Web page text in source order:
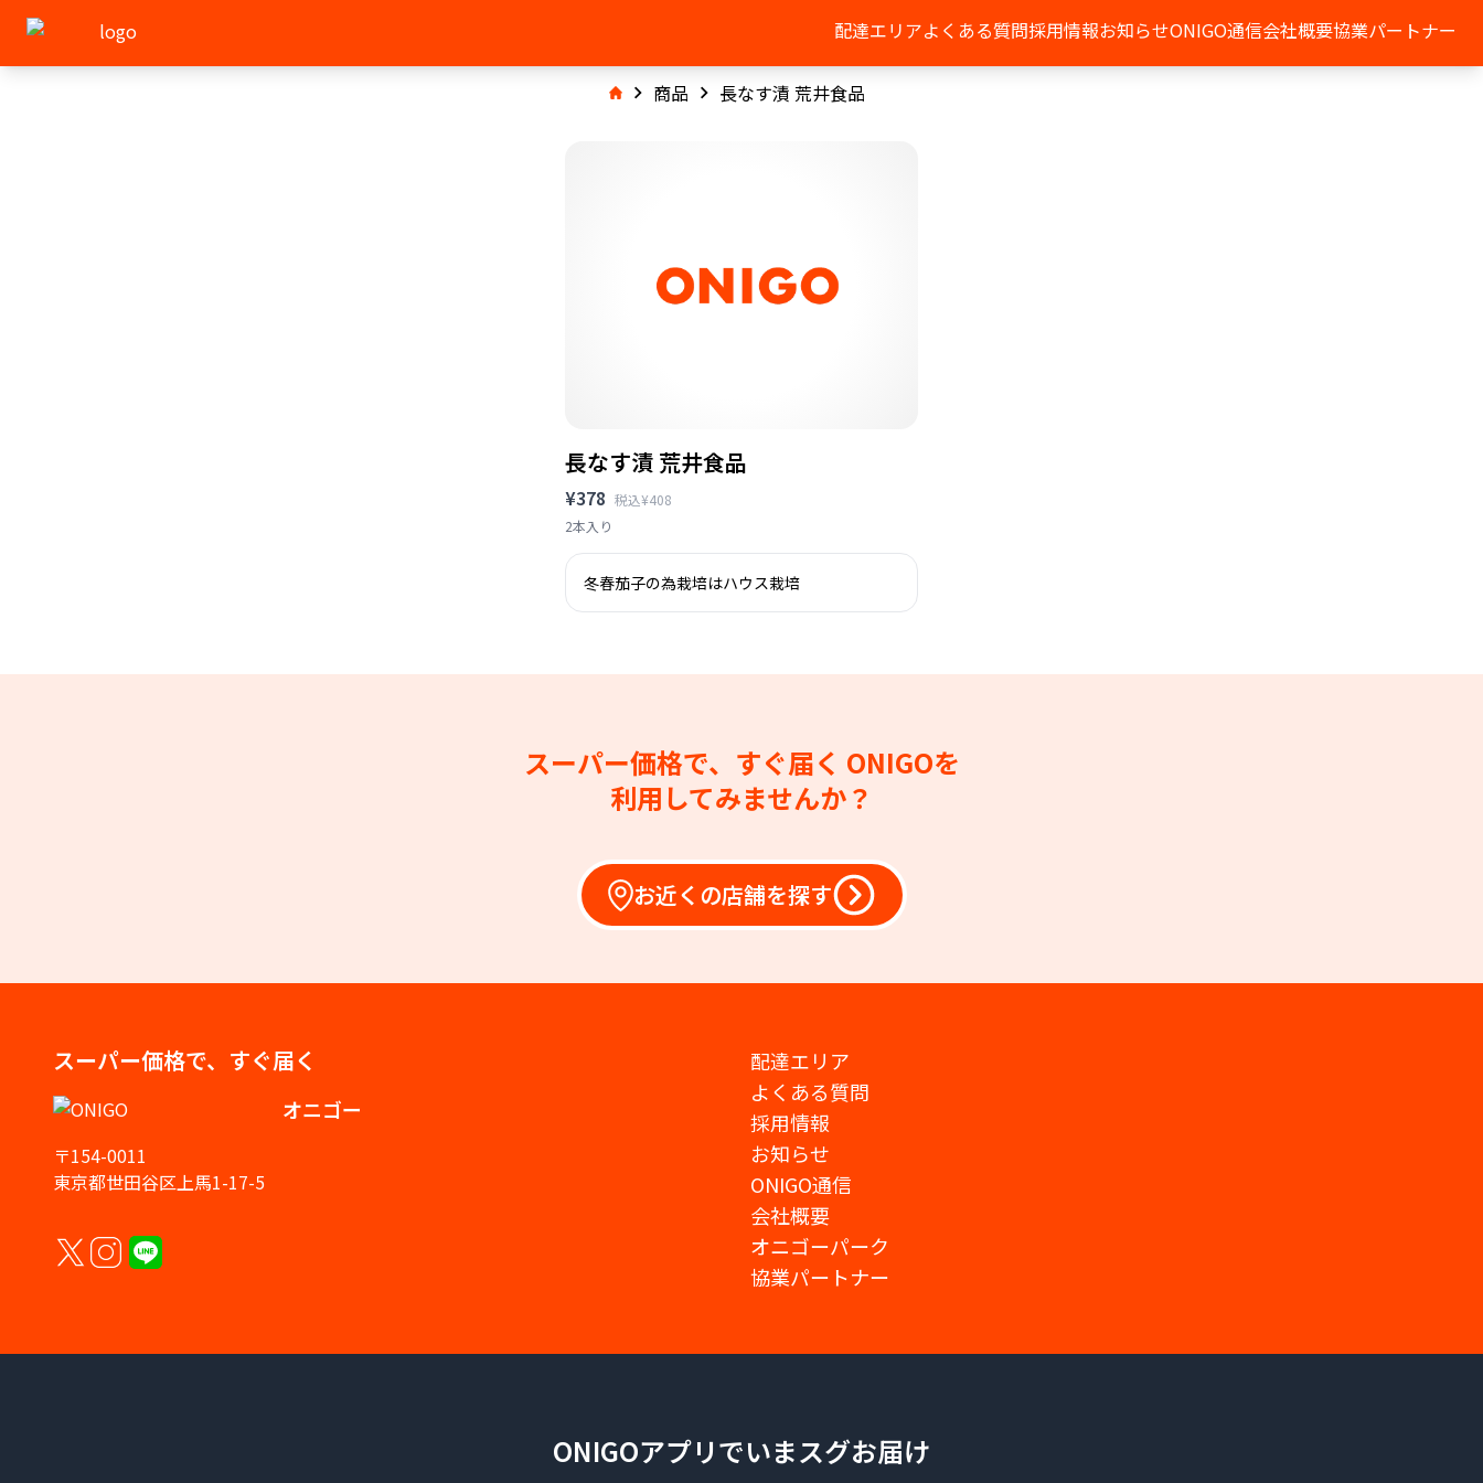
配達エリアよくある質問採用情報お知らせONIGO通信会社概要協業パートナー
商品 長なす漬 荒井食品
長なす漬 荒井食品
¥378 税込¥408
2本入り
冬春茄子の為栽培はハウス栽培
スーパー価格で、すぐ届く ONIGOを
利用してみませんか？
お近くの店舗を探す
スーパー価格で、すぐ届く
オニゴー
〒154-0011
東京都世田谷区上馬1-17-5
配達エリア
よくある質問
採用情報
お知らせ
ONIGO通信
会社概要
オニゴーパーク
協業パートナー
ONIGOアプリでいまスグお届け